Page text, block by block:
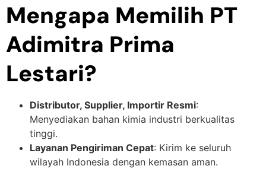
Mengapa Memilih PT
Adimitra Prima
Lestari?
Distributor, Supplier, Importir Resmi:
Menyediakan bahan kimia industri berkualitas
tinggi.
Layanan Pengiriman Cepat: Kirim ke seluruh
wilayah Indonesia dengan kemasan aman.